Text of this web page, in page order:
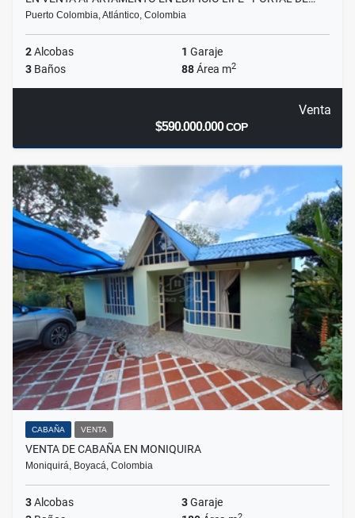
Puerto Colombia, Atlántico, Colombia
2Alcobas 1 Garaje
3 Baños 88Área m2
Venta
$590.000.000COP
CABAÑA VENTA
VENTA DE CABAÑA EN MONIQUIRA
Moniquirá, Boyacá, Colombia
3Alcobas 3Garaje